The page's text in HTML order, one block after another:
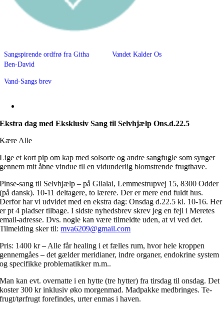
Sangspirende ordfrø fra Githa
Ben-David
Vandet Kalder Os
Vand-Sangs brev
Ekstra dag med Eksklusiv Sang til Selvhjælp Ons.d.22.5
Kære Alle
Lige et kort pip om kap med solsorte og andre sangfugle som synger
gennem mit åbne vindue til en vidunderlig blomstrende frugthave.
Pinse-sang til Selvhjælp – på Gilalai, Lemmestrupvej 15, 8300 Odder
(på dansk). 10-11 deltagere, to lærere. Der er mere end fuldt hus.
Derfor har vi udvidet med en ekstra dag: Onsdag d.22.5 kl. 10-16. Her
er pt 4 pladser tilbage. I sidste nyhedsbrev skrev jeg en fejl i Meretes
email-adresse. Dvs. nogle kan være tilmeldte uden, at vi ved det.
Tilmelding sker til:mva6209@gmail.com
Pris: 1400 kr – Alle får healing i et fælles rum, hvor hele kroppen
gennemgåes – det gælder meridianer, indre organer, endokrine system
og specifikke problematikker m.m..
Man kan evt. overnatte i en hytte (tre hytter) fra tirsdag til onsdag. Det
koster 300 kr inklusiv øko morgenmad. Madpakke medbringes. Te-
frugt/tørfrugt forefindes, urter enmas i haven.